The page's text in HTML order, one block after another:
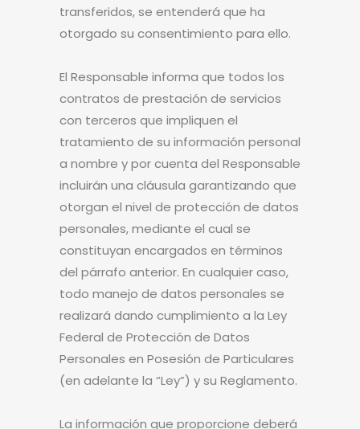
transferidos, se entenderá que ha
otorgado su consentimiento para ello.
El Responsable informa que todos los
contratos de prestación de servicios
con terceros que impliquen el
tratamiento de su información personal
a nombre y por cuenta del Responsable
incluirán una cláusula garantizando que
otorgan el nivel de protección de datos
personales, mediante el cual se
constituyan encargados en términos
del párrafo anterior. En cualquier caso,
todo manejo de datos personales se
realizará dando cumplimiento a la Ley
Federal de Protección de Datos
Personales en Posesión de Particulares
(en adelante la “Ley”) y su Reglamento.
La información que proporcione deberá